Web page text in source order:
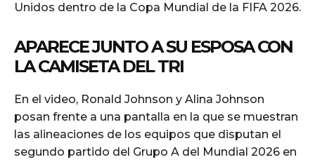
Unidos dentro de la Copa Mundial de la FIFA 2026.
APARECE JUNTO A SU ESPOSA CON
LA CAMISETA DEL TRI
En el video, Ronald Johnson y Alina Johnson
posan frente a una pantalla en la que se muestran
las alineaciones de los equipos que disputan el
segundo partido del Grupo A del Mundial 2026 en